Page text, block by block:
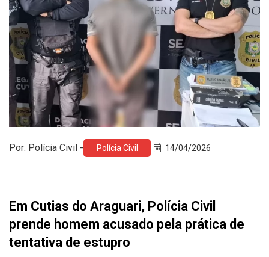
Por: Polícia Civil - Polícia Civil 14/04/2026
Em Cutias do Araguari, Polícia Civil
prende homem acusado pela prática de
tentativa de estupro